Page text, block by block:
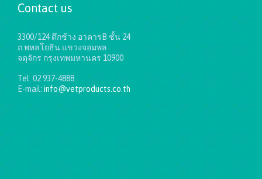
Contact us
3300/124 ตึกช้าง อาคารB ชั้น 24
ถ.พหลโยธิน แขวงจอมพล
จตุจักร กรุงเทพมหานคร 10900
Tel: 02 937-4888
E-mail: info@vetproducts.co.th